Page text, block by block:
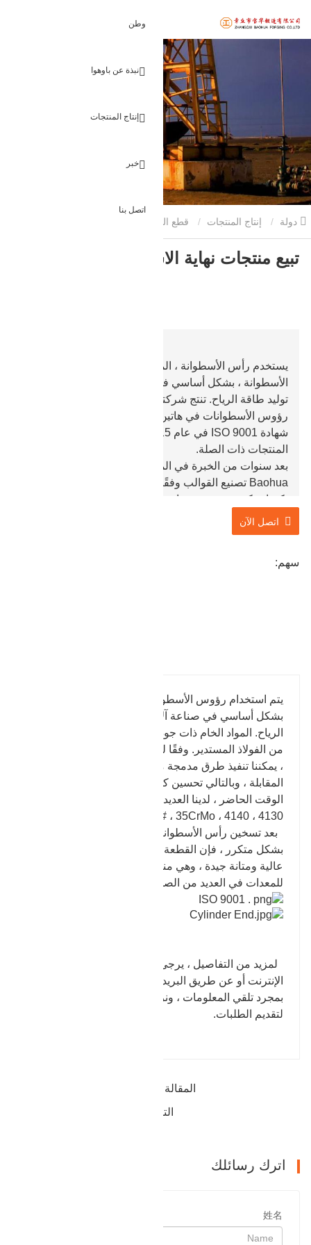
وطن
نبذة عن باوهوا
إنتاج المنتجات
خبر
اتصل بنا
إنتاج المنتجات قطع البناء مزورة
الاسطوانة
تبيع منتجات نهاية الاسطوانة
يستخدم رأس الأسطوانة ، المعروف أيضًا باسم رأس
الأسطوانة ، بشكل أساسي في صناعة آلات البناء وصناعة
توليد طاقة الرياح. تنتج شركتنا مجموعة متنوعة من منتجات
رؤوس الأسطوانات في هاتين الصناعتين ، ولدينا بالفعل
المنتجات ذات الصلة.
بعد سنوات من الخبرة في المعالجة ، يمكن لشركتنا
Baohua تصنيع القوالب وفقًا لاحتياجات العملاء ، وإنتاجها
بكميات كبيرة بعد تزويرها.
اتصل الآن
سهم:
يتم استخدام رؤوس الأسطوانات التي تنتجها شركتنا
بشكل أساسي في صناعة آلات البناء وصناعة طاقة
الرياح. المواد الخام ذات جودة محلية وعالمية معترف بها
من الفولاذ المستدير. وفقًا لمتطلبات العملاء من المنتجات
، يمكننا تنفيذ طرق مدمجة مع مطرقة القوالب النموذجية
المقابلة ، وبالتالي تحسين كفاءة الإنتاج وتوفير الوقت. في
، 45 # ، 35CrMo ، 4140 ، 4130 ، إلخ.
بعد تسخين رأس الأسطوانة والتشكيل المسبق والحدادة
بشكل متكرر ، فإن القطعة المطروقة تتمتع بنسبة تشكيل
عالية ومتانة جيدة ، وهي مناسبة للتركيبات الرئيسية
للمعدات في العديد من الصناعات.
لمزيد من التفاصيل ، يرجى الرجوع والتواصل عبر
الإنترنت أو عن طريق البريد الإلكتروني. سنرد عليك
بمجرد تلقي المعلومات ، ونرحب بالعملاء الجدد والقدامى
لتقديم الطلبات.
المقالة السابقة : يبيع منتج التشطيب شفة
التالي : بيع منتجات الفلنجات الجاهزة
اترك رسائلك
姓名